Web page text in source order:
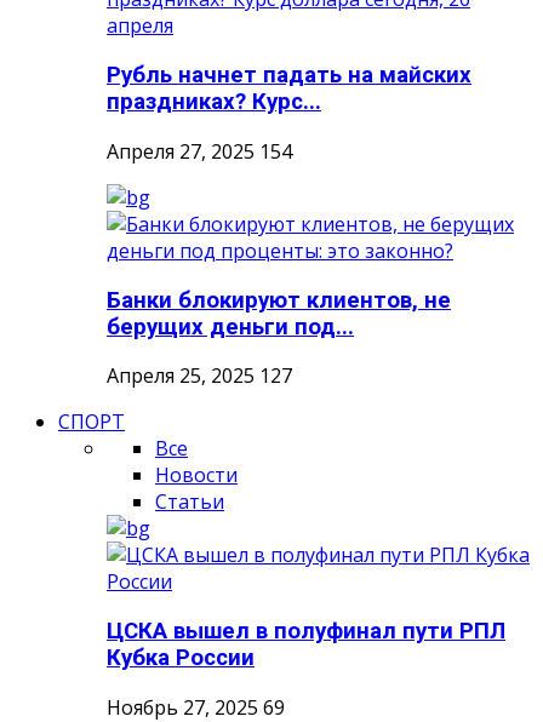
Рубль начнет падать на майских
праздниках? Курс...
Апреля 27, 2025 154
Банки блокируют клиентов, не
берущих деньги под...
Апреля 25, 2025 127
СПОРТ
Все
Новости
Статьи
ЦСКА вышел в полуфинал пути РПЛ
Кубка России
Ноябрь 27, 2025 69